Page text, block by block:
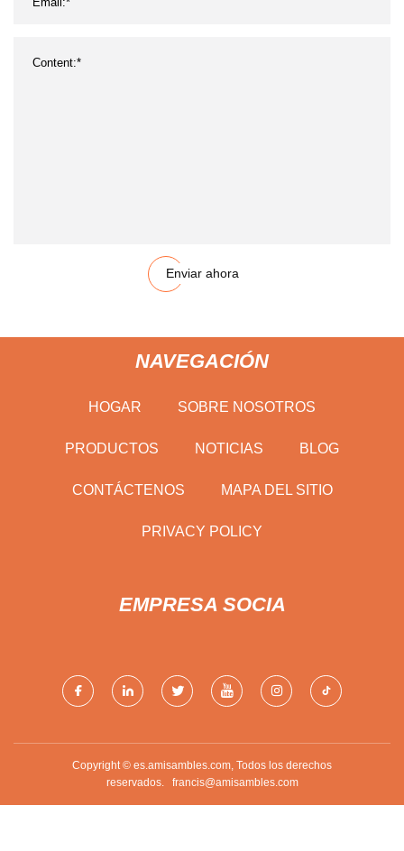
Enviar ahora
NAVEGACIÓN
HOGAR SOBRE NOSOTROS
PRODUCTOS NOTICIAS BLOG
CONTÁCTENOS MAPA DEL SITIO
PRIVACY POLICY
EMPRESA SOCIA
Copyright © es.amisambles.com, Todos los derechos
reservados. francis@amisambles.com